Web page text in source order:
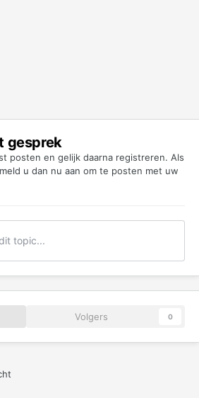
gesprek
posten en gelijk daarna registreren. Als
meld u dan nu aan om te posten met uw
topic...
Volgers 0